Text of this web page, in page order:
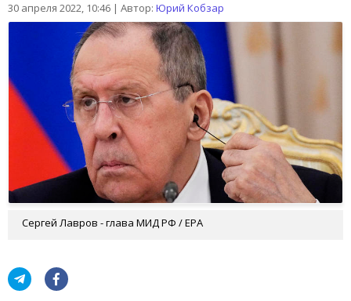
30 апреля 2022, 10:46 | Автор: Юрий Кобзар
Сергей Лавров - глава МИД РФ / EPA